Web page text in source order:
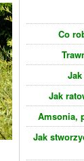
Co
Jak
Amsonia,
Jak